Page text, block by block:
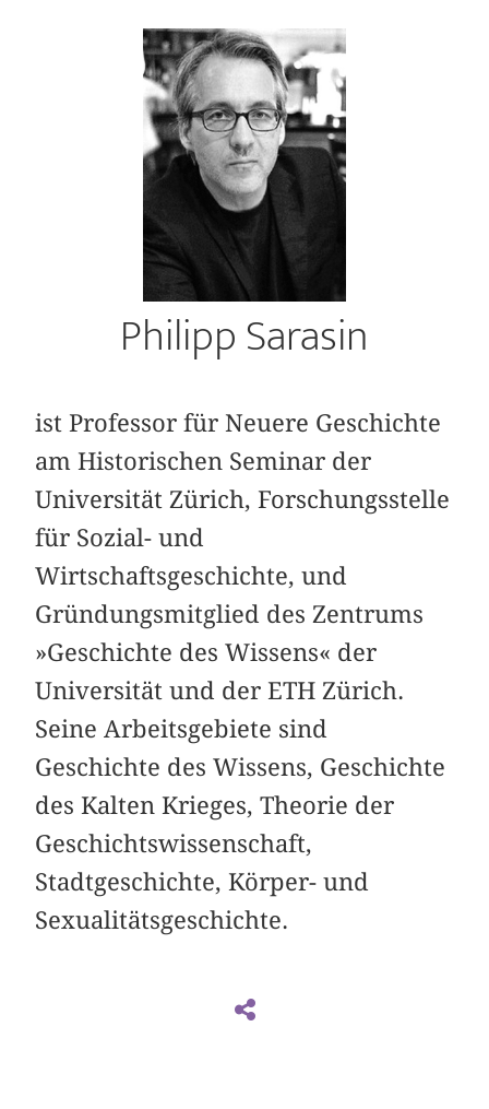
Philipp Sarasin
ist Professor für Neuere Geschichte
am Historischen Seminar der
Universität Zürich, Forschungsstelle
für Sozial- und
Wirtschaftsgeschichte, und
Gründungsmitglied des Zentrums
»Geschichte des Wissens« der
Universität und der ETH Zürich.
Seine Arbeitsgebiete sind
Geschichte des Wissens, Geschichte
des Kalten Krieges, Theorie der
Geschichtswissenschaft,
Stadtgeschichte, Körper- und
Sexualitätsgeschichte.